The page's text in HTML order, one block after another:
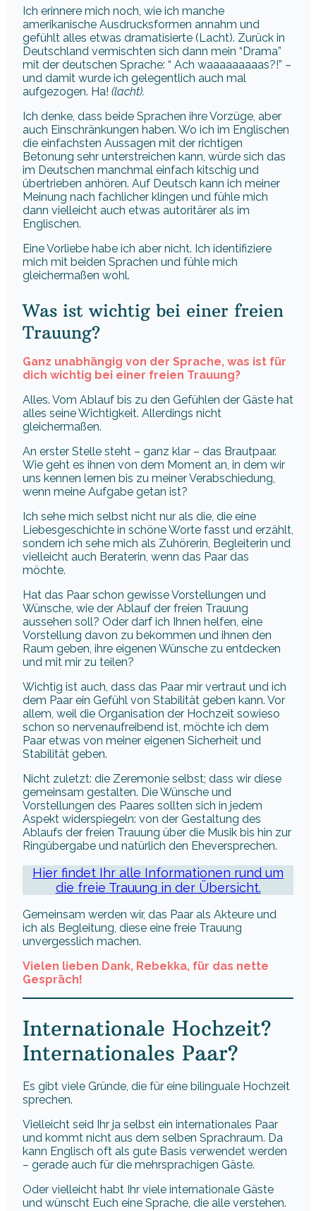
Ich erinnere mich noch, wie ich manche
amerikanische Ausdrucksformen annahm und
gefühlt alles etwas dramatisierte (Lacht). Zurück in
Deutschland vermischten sich dann mein “Drama”
mit der deutschen Sprache: “ Ach waaaaaaaaas?!” –
und damit wurde ich gelegentlich auch mal
aufgezogen. Ha! (lacht).
Ich denke, dass beide Sprachen ihre Vorzüge, aber
auch Einschränkungen haben. Wo ich im Englischen
die einfachsten Aussagen mit der richtigen
Betonung sehr unterstreichen kann, würde sich das
im Deutschen manchmal einfach kitschig und
übertrieben anhören. Auf Deutsch kann ich meiner
Meinung nach fachlicher klingen und fühle mich
dann vielleicht auch etwas autoritärer als im
Englischen.
Eine Vorliebe habe ich aber nicht. Ich identifiziere
mich mit beiden Sprachen und fühle mich
gleichermaßen wohl.
Was ist wichtig bei einer freien
Trauung?
Ganz unabhängig von der Sprache, was ist für
dich wichtig bei einer freien Trauung?
Alles. Vom Ablauf bis zu den Gefühlen der Gäste hat
alles seine Wichtigkeit. Allerdings nicht
gleichermaßen.
An erster Stelle steht – ganz klar – das Brautpaar.
Wie geht es ihnen von dem Moment an, in dem wir
uns kennen lernen bis zu meiner Verabschiedung,
wenn meine Aufgabe getan ist?
Ich sehe mich selbst nicht nur als die, die eine
Liebesgeschichte in schöne Worte fasst und erzählt,
sondern ich sehe mich als Zuhörerin, Begleiterin und
vielleicht auch Beraterin, wenn das Paar das
möchte.
Hat das Paar schon gewisse Vorstellungen und
Wünsche, wie der Ablauf der freien Trauung
aussehen soll? Oder darf ich Ihnen helfen, eine
Vorstellung davon zu bekommen und ihnen den
Raum geben, ihre eigenen Wünsche zu entdecken
und mit mir zu teilen?
Wichtig ist auch, dass das Paar mir vertraut und ich
dem Paar ein Gefühl von Stabilität geben kann. Vor
allem, weil die Organisation der Hochzeit sowieso
schon so nervenaufreibend ist, möchte ich dem
Paar etwas von meiner eigenen Sicherheit und
Stabilität geben.
Nicht zuletzt: die Zeremonie selbst; dass wir diese
gemeinsam gestalten. Die Wünsche und
Vorstellungen des Paares sollten sich in jedem
Aspekt widerspiegeln: von der Gestaltung des
Ablaufs der freien Trauung über die Musik bis hin zur
Ringübergabe und natürlich den Eheversprechen.
Hier findet Ihr alle Informationen rund um
die freie Trauung in der Übersicht.
Gemeinsam werden wir, das Paar als Akteure und
ich als Begleitung, diese eine freie Trauung
unvergesslich machen.
Vielen lieben Dank, Rebekka, für das nette
Gespräch!
Internationale Hochzeit?
Internationales Paar?
Es gibt viele Gründe, die für eine bilinguale Hochzeit
sprechen.
Vielleicht seid Ihr ja selbst ein internationales Paar
und kommt nicht aus dem selben Sprachraum. Da
kann Englisch oft als gute Basis verwendet werden
– gerade auch für die mehrsprachigen Gäste.
Oder vielleicht habt Ihr viele internationale Gäste
und wünscht Euch eine Sprache, die alle verstehen.